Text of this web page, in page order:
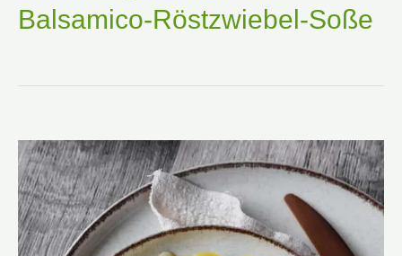
Balsamico-Röstzwiebel-Soße